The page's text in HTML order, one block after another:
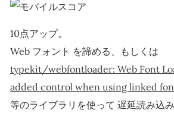
10点アップ。
Web フォント を諦める、もしくは
typekit/webfontloader: Web Font
added control when using linked
等のライブラリを使って 遅延読み込